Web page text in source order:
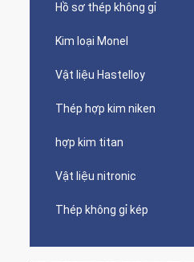
Hồ sơ thép không gỉ
Kim loại Monel
Vật liệu Hastelloy
Thép hợp kim niken
hợp kim titan
Vật liệu nitronic
Thép không gỉ kép